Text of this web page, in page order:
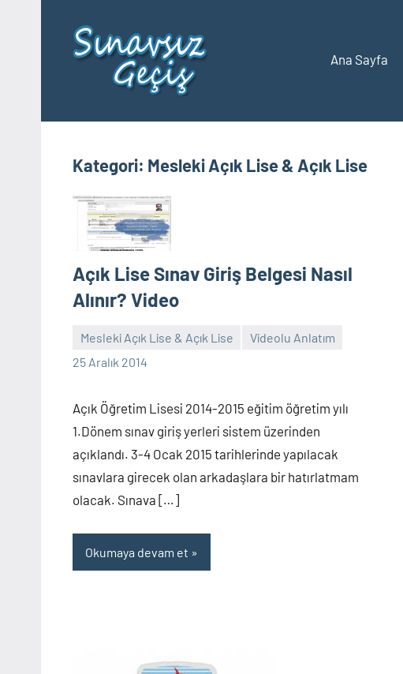
YKS
Sıralamaları
Ana Sayfa
Kategori: Mesleki Açık Lise & Açık Lise
Açık Lise Sınav Giriş Belgesi Nasıl
Alınır? Video
Mesleki Açık Lise & Açık Lise
Videolu Anlatım
25 Aralık 2014
alperturkoglu
11
Açık Öğretim Lisesi 2014-2015 eğitim öğretim yılı
1.Dönem sınav giriş yerleri sistem üzerinden
açıklandı. 3-4 Ocak 2015 tarihlerinde yapılacak
sınavlara girecek olan arkadaşlara bir hatırlatmam
olacak. Sınava […]
Okumaya devam et